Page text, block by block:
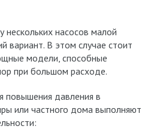
насосов малой
вариант. В этом случае стоит
модели, способные
при большом расходе.
повышения давления в
или частного дома выполняют